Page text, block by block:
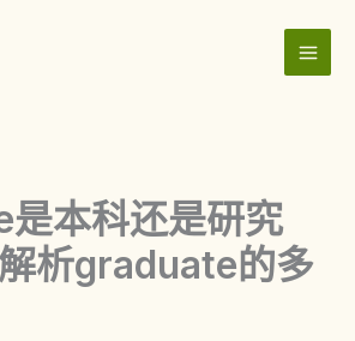
本科还是研究
析graduate的多